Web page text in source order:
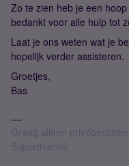
Zo te zien heb je een
bedankt voor alle hulp tot
Laat je ons weten wat je
hopelijk verder assisteren.
Groetjes,
Bas
Graag alléén
Superthanks!